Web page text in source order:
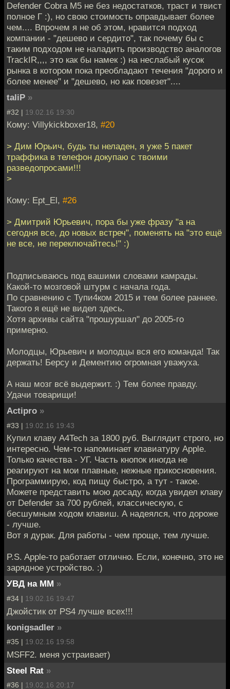
Defender Cobra M5 не без недостатков, траст и твист
полное Г :), но свою стоимость оправдывает более
чем.... Впрочем я не об этом, нравится подход
компании - "дешево и сердито", так почему бы с
таким подходом не наладить производство аналогов
TrackIR,,,, это как бы намек :) на неслабый кусок
рынка в котором пока преобладают течения "дорого и
более менее" и "дешево, но как повезет"....
taliP »
#32 | 19.02.16 19:30
Кому: Villykickboxer18, #20
> Дим Юрьич, будь ты неладен, я уже 5 пакет
траффика в телефон докупаю с твоими
разведопросами!!!
>
Кому: Ept_El, #26
> Дмитрий Юрьевич, пора бы уже фразу "а на
сегодня все, до новых встреч", поменять на "это ещё
не все, не переключайтесь!" :)
Подписываюсь под вашими словами камрады.
Какой-то мозговой штурм с начала года.
По сравнению с Тупи4ком 2015 и тем более раннее.
Такого я ещё не видел здесь.
Хотя архивы сайта "прошуршал" до 2005-го
примерно.
Молодцы, Юрьевич и молодцы вся его команда! Так
держать! Берсу и Дементию огромная уважуха.
А наш мозг всё выдержит. :) Тем более правду.
Удачи товарищи!
Actipro »
#33 | 19.02.16 19:43
Купил клаву A4Tech за 1800 руб. Выглядит строго, но
интересно. Чем-то напоминает клавиатуру Apple.
Только качества - УГ. Часть кнопок иногда не
реагируют на мои плавные, нежные прикосновения.
Программирую, код пищу быстро, а тут - такое.
Можете представить мою досаду, когда увидел клаву
от Defender за 700 рублей, классическую, с
бесшумным ходом клавиш. А надеялся, что дороже
- лучше.
Вот я дурак. Для работы - чем проще, тем лучше.
P.S. Apple-то работает отлично. Если, конечно, это не
зарядное устройство. :)
УВД на ММ »
#34 | 19.02.16 19:47
Джойстик от PS4 лучше всех!!!
konigsadler »
#35 | 19.02.16 19:58
MSFF2. меня устраивает)
Steel Rat »
#36 | 19.02.16 20:17